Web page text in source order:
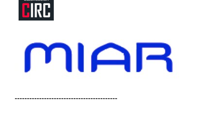
------------------------------------------